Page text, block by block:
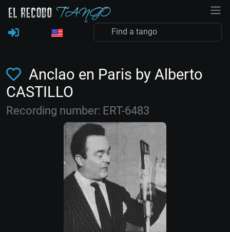
Anclao en Paris by Alberto
CASTILLO
Recording number: ERT-6483